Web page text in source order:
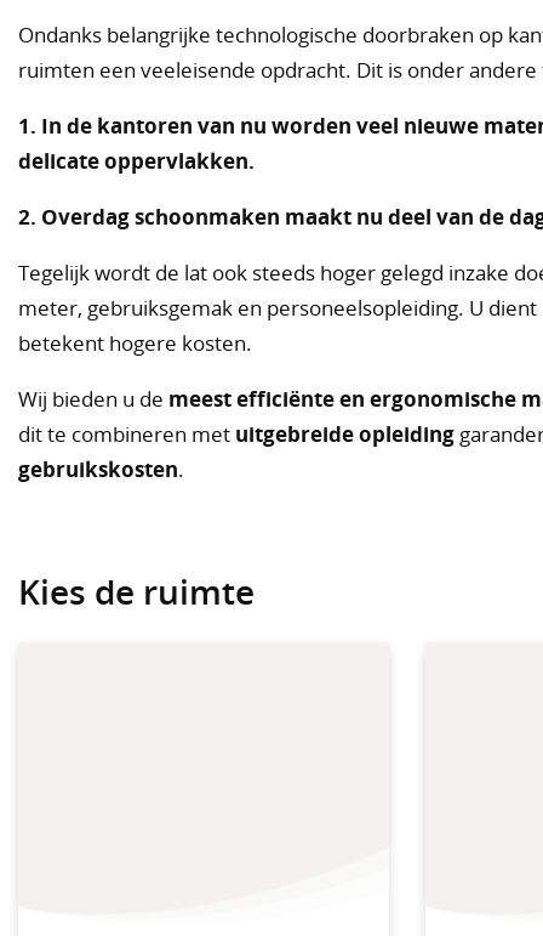
Ondanks belangrijke technologische doorbraken op
ruimten een veeleisende opdracht. Dit is onder
1. In de kantoren van nu worden veel nieuwe
delicate oppervlakken.
2. Overdag schoonmaken maakt nu deel van de
Tegelijk wordt de lat ook steeds hoger gelegd inzake
meter, gebruiksgemak en personeelsopleiding. U
betekent hogere kosten.
Wij bieden u de meest efficiënte en ergonomische
dit te combineren met uitgebreide opleiding
gebruikskosten.
Kies de ruimte